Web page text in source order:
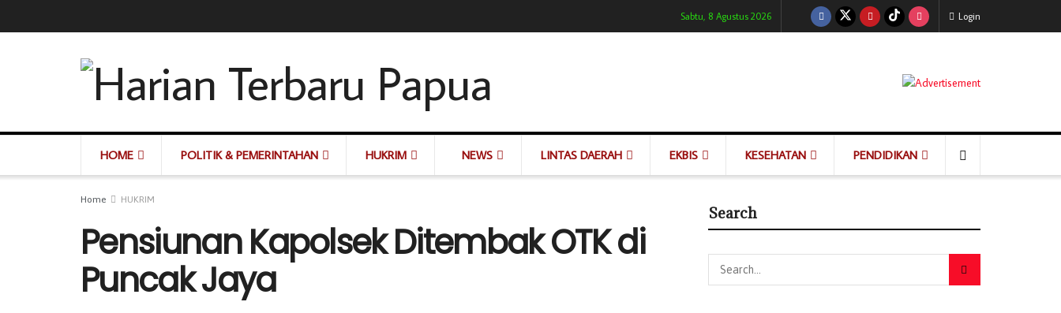
Sabtu, 8 Agustus 2026 Login
HOME POLITIK & PEMERINTAHAN HUKRIM NEWS LINTAS DAERAH EKBIS KESEHATAN PENDIDIKAN
Home HUKRIM
Pensiunan Kapolsek Ditembak OTK di
Puncak Jaya
Search